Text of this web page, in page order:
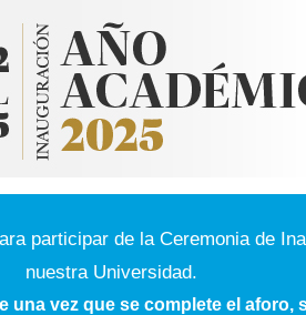
participar de la Ceremonia de
nuestra Universidad.
una vez que se complete el aforo,